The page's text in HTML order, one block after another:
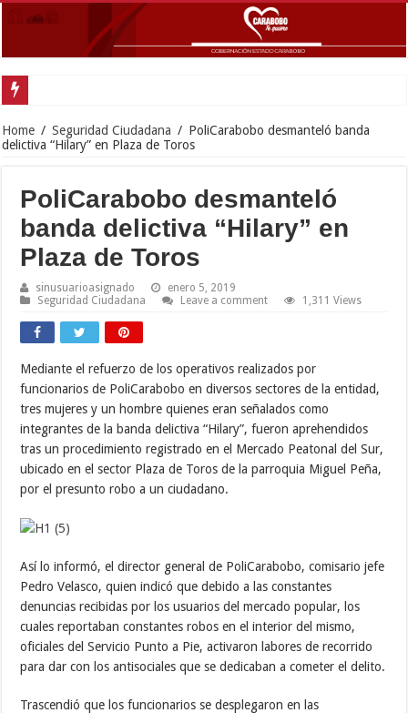
Home / Seguridad Ciudadana / PoliCarabobo desmanteló banda
delictiva “Hilary” en Plaza de Toros
PoliCarabobo desmanteló
banda delictiva “Hilary” en
Plaza de Toros
sinusuarioasignado
enero 5, 2019
Seguridad Ciudadana
Leave a comment 1,311 Views
Mediante el refuerzo de los operativos realizados por
funcionarios de PoliCarabobo en diversos sectores de la entidad,
tres mujeres y un hombre quienes eran señalados como
integrantes de la banda delictiva “Hilary”, fueron aprehendidos
tras un procedimiento registrado en el Mercado Peatonal del Sur,
ubicado en el sector Plaza de Toros de la parroquia Miguel Peña,
por el presunto robo a un ciudadano.
Así lo informó, el director general de PoliCarabobo, comisario jefe
Pedro Velasco, quien indicó que debido a las constantes
denuncias recibidas por los usuarios del mercado popular, los
cuales reportaban constantes robos en el interior del mismo,
oficiales del Servicio Punto a Pie, activaron labores de recorrido
para dar con los antisociales que se dedicaban a cometer el delito.
Trascendió que los funcionarios se desplegaron en las